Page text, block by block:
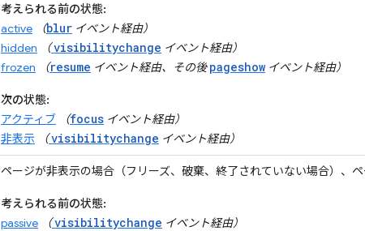
考えられる前の状態:
active
（blur イベント経由）
hidden
（visibilitychange イベント経由）
frozen
（resume イベント経由、その後pageshow イベント経由）
次の状態:
アクティブ
（focus イベント経由）
非表示
（visibilitychange イベント経由）
ページが非表示の場合（フリーズ、破棄、終了されていない場合）、
考えられる前の状態:
passive
（visibilitychange イベント経由）